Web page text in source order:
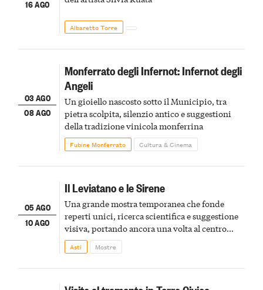
16 AGO
Albaretto Torre
03 AGO
08 AGO
Monferrato degli Infernot: Infernot degli
Angeli
Un gioiello nascosto sotto il Municipio, tra
pietra scolpita, silenzio antico e suggestioni
della tradizione vinicola monferrina
Fubine Monferrato Cultura & Cinema
05 AGO
10 AGO
Il Leviatano e le Sirene
Una grande mostra temporanea che fonde
reperti unici, ricerca scientifica e suggestione
visiva, portando ancora una volta al centro
della scena le meraviglie del passato astigiano
Asti Mostre